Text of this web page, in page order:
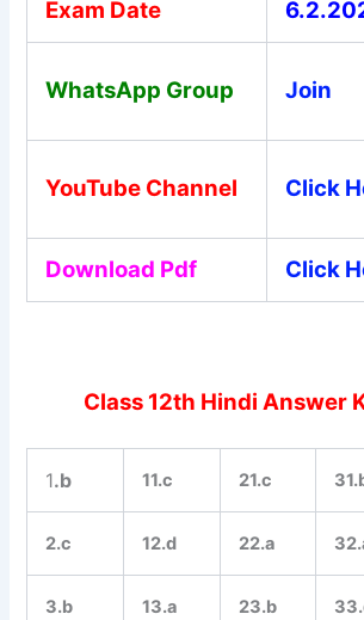
Exam Date
WhatsApp Group Join
YouTube Channel Click
Download Pdf Click
Class 12th Hindi Answer
1.b 11.c 21.c
2.c 12.d 22.a
3.b 13.a 23.b